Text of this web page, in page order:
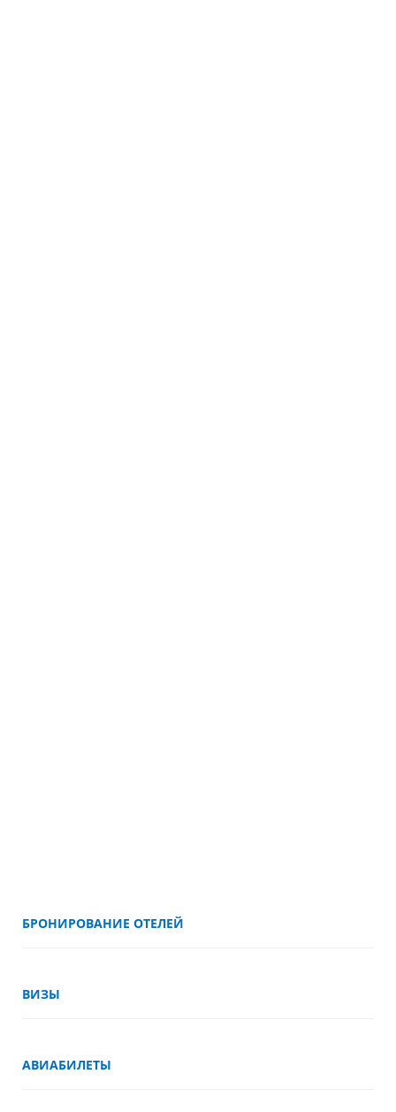
БРОНИРОВАНИЕ ОТЕЛЕЙ
ВИЗЫ
АВИАБИЛЕТЫ